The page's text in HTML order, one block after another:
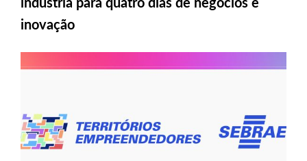
inovação